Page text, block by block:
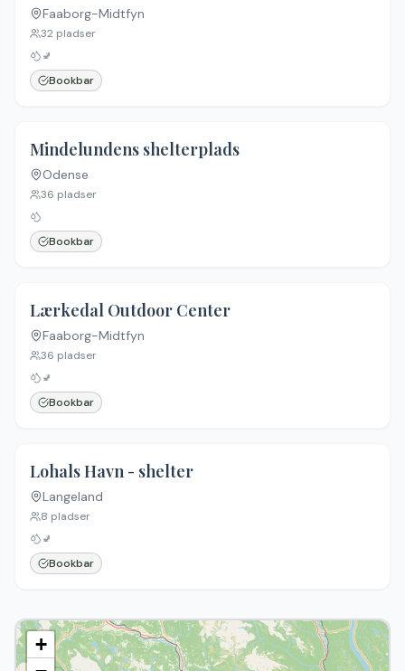
Faaborg-Midtfyn
32 pladser
🚽
Bookbar
Mindelundens shelterplads
Odense
36 pladser
Bookbar
Lærkedal Outdoor Center
Faaborg-Midtfyn
36 pladser
🚽
Bookbar
Lohals Havn - shelter
Langeland
8 pladser
🚽
Bookbar
+